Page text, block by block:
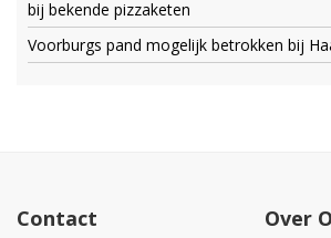
bij bekende pizzaketen
Voorburgs pand mogelijk betrokken bij
Contact Over